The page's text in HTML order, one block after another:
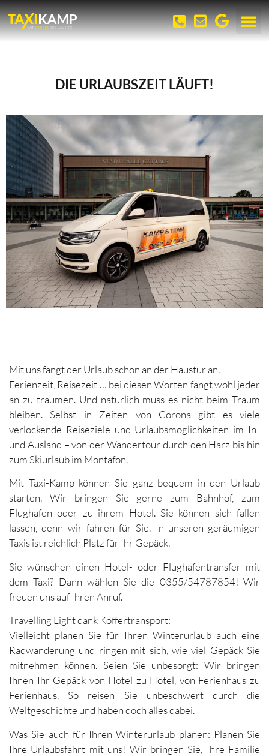
DIE URLAUBSZEIT LÄUFT!
Mit uns fängt der Urlaub schon an der Haustür an.
Ferienzeit, Reisezeit … bei diesen Worten fängt wohl jeder
an zu träumen. Und natürlich muss es nicht beim Traum
bleiben. Selbst in Zeiten von Corona gibt es viele
verlockende Reiseziele und Urlaubsmöglichkeiten im In-
und Ausland – von der Wandertour durch den Harz bis hin
zum Skiurlaub im Montafon.
Mit Taxi-Kamp können Sie ganz bequem in den Urlaub
starten. Wir bringen Sie gerne zum Bahnhof, zum
Flughafen oder zu ihrem Hotel. Sie können sich fallen
lassen, denn wir fahren für Sie. In unseren geräumigen
Taxis ist reichlich Platz für Ihr Gepäck.
Sie wünschen einen Hotel- oder Flughafentransfer mit
dem Taxi? Dann wählen Sie die 0355/54787854! Wir
freuen uns auf Ihren Anruf.
Travelling Light dank Koffertransport:
Vielleicht planen Sie für Ihren Winterurlaub auch eine
Radwanderung und ringen mit sich, wie viel Gepäck Sie
mitnehmen können. Seien Sie unbesorgt: Wir bringen
Ihnen Ihr Gepäck von Hotel zu Hotel, von Ferienhaus zu
Ferienhaus. So reisen Sie unbeschwert durch die
Weltgeschichte und haben doch alles dabei.
Was Sie auch für Ihren Winterurlaub planen: Planen Sie
Ihre Urlaubsfahrt mit uns! Wir bringen Sie, Ihre Familie